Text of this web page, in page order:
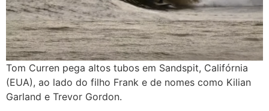
Tom Curren pega altos tubos em Sandspit, Califórnia
(EUA), ao lado do filho Frank e de nomes como Kilian
Garland e Trevor Gordon.